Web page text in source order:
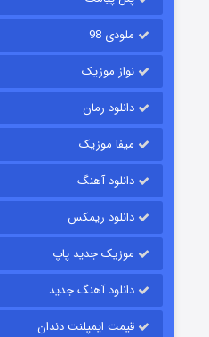
قسمت۱۵ (دوبله)
ملودی 98
نواز موزیک
دانلود رمان
میفا موزیک
دانلود آهنگ
دانلود ریمکس
موزیک جدید پاپ
دانلود آهنگ جدید
قیمت ایمپلنت دندان